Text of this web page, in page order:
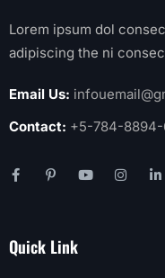
Lorem ipsum dol
adipiscing the ni
Email Us:
Contact: +5-784-8894-
Quick Link